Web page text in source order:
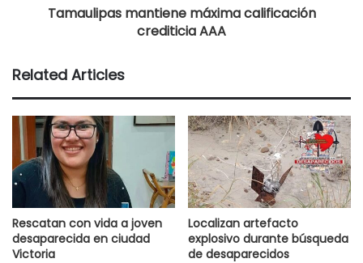
Tamaulipas mantiene máxima calificación
crediticia AAA
Related Articles
Rescatan con vida a joven
desaparecida en ciudad
Victoria
Localizan artefacto
explosivo durante búsqueda
de desaparecidos